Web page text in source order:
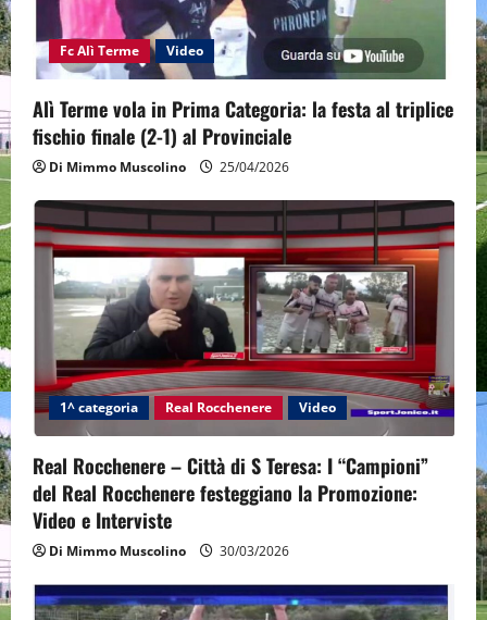
t
i
o
n
Fc Alì Terme Video
Alì Terme vola in Prima Categoria: la festa al triplice
fischio finale (2-1) al Provinciale
Di Mimmo Muscolino 25/04/2026
1^ categoria Real Rocchenere Video
Real Rocchenere – Città di S Teresa: I “Campioni”
del Real Rocchenere festeggiano la Promozione:
Video e Interviste
Di Mimmo Muscolino 30/03/2026